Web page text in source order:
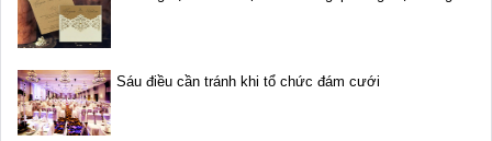
Sáu điều cần tránh khi tổ chức đám cưới